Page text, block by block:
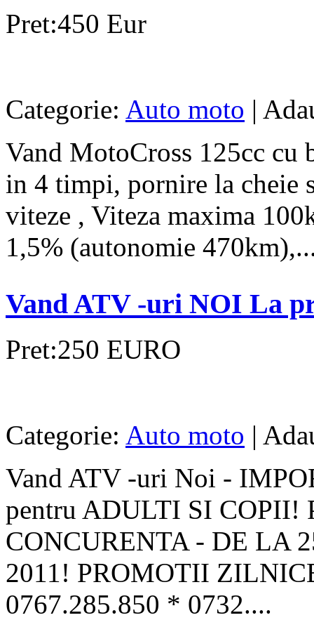
Pret:450 Eur
Categorie: Auto moto |
Vand MotoCross 125cc cu
in 4 timpi, pornire la cheie
viteze , Viteza maxima
1,5% (autonomie
Vand ATV -uri NOI La
Pret:250 EURO
Categorie: Auto moto |
Vand ATV -uri Noi -
pentru ADULTI SI COPII!
CONCURENTA - DE LA
2011! PROMOTII
0767.285.850 * 0732....